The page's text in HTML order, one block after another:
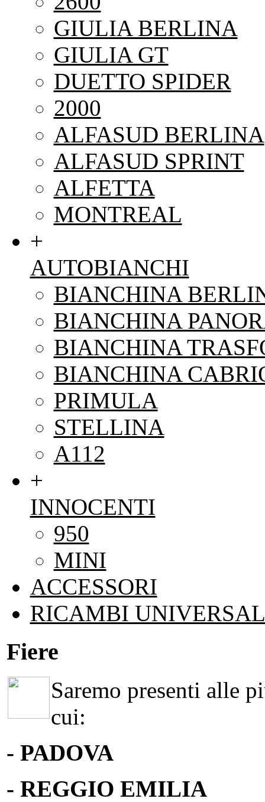
GIULIA BERLINA
GIULIA GT
DUETTO SPIDER
2000
ALFASUD BERLINA
ALFASUD SPRINT
ALFETTA
MONTREAL
+
AUTOBIANCHI
BIANCHINA
BIANCHINA
BIANCHINA
BIANCHINA
PRIMULA
STELLINA
A112
+
INNOCENTI
950
MINI
ACCESSORI
RICAMBI
Fiere
Saremo presenti alle
cui:
- PADOVA
- REGGIO EMILIA